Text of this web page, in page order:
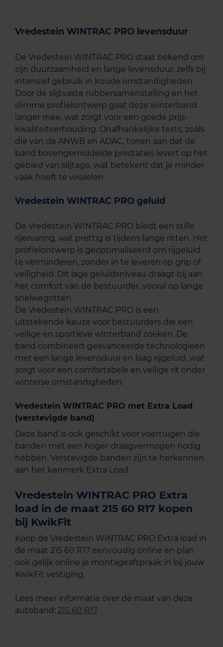
Vredestein WINTRAC PRO levensduur
De Vredestein WINTRAC PRO staat bekend om
zijn duurzaamheid en lange levensduur, zelfs bij
intensief gebruik in koude omstandigheden.
Door de slijtvaste rubbersamenstelling en het
slimme profielontwerp gaat deze winterband
langer mee, wat zorgt voor een goede prijs-
kwaliteitverhouding. Onafhankelijke tests, zoals
die van de ANWB en ADAC, tonen aan dat de
band bovengemiddelde prestaties levert op het
gebied van slijtage, wat betekent dat je minder
vaak hoeft te wisselen.
Vredestein WINTRAC PRO geluid
De Vredestein WINTRAC PRO biedt een stille
rijervaring, wat prettig is tijdens lange ritten. Het
profielontwerp is geoptimaliseerd om rijgeluid
te verminderen, zonder in te leveren op grip of
veiligheid. Dit lage geluidsniveau draagt bij aan
het comfort van de bestuurder, vooral op lange
snelwegritten.
De Vredestein WINTRAC PRO is een
uitstekende keuze voor bestuurders die een
veilige en sportieve winterband zoeken. De
band combineert geavanceerde technologieën
met een lange levensduur en laag rijgeluid, wat
zorgt voor een comfortabele en veilige rit onder
winterse omstandigheden.
Vredestein WINTRAC PRO met Extra Load
(verstevigde band)
Deze band is ook geschikt voor voertuigen die
banden met een hoger draagvermogen nodig
hebben. Verstevigde banden zijn te herkennen
aan het kenmerk Extra Load.
Vredestein WINTRAC PRO Extra
load in de maat 215 60 R17 kopen
bij KwikFit
Koop de Vredestein WINTRAC PRO Extra load in
de maat 215 60 R17 eenvoudig online en plan
ook gelijk online je montageafspraak in bij jouw
KwikFit vestiging.
Lees meer informatie over de maat van deze
autoband: 215 60 R17